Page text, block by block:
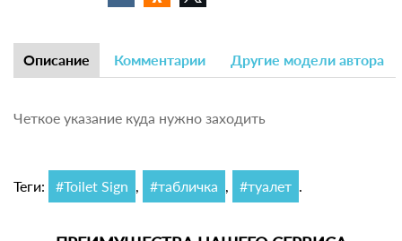
Описание Комментарии Другие модели автора
Четкое указание куда нужно заходить
Теги: #Toilet Sign , #табличка , #туалет .